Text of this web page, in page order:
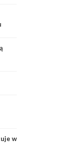
w